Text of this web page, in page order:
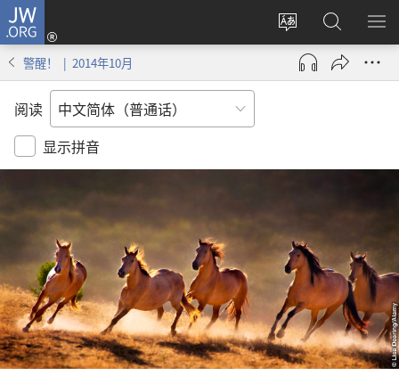
JW.ORG
更
改
网
登
录
（打
搜
索
JW.ORG
显
警醒！ | 2014年10月
阅读
显示拼音